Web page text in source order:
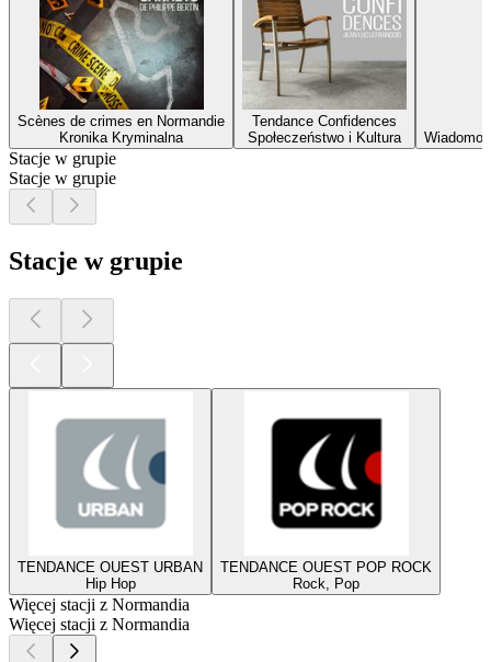
Scènes de crimes en Normandie
Kronika Kryminalna
Tendance Confidences
Społeczeństwo i Kultura
Stacje w grupie
Stacje w grupie
Stacje w grupie
TENDANCE OUEST URBAN
Hip Hop
TENDANCE OUEST POP ROCK
Rock, Pop
Więcej stacji z Normandia
Więcej stacji z Normandia